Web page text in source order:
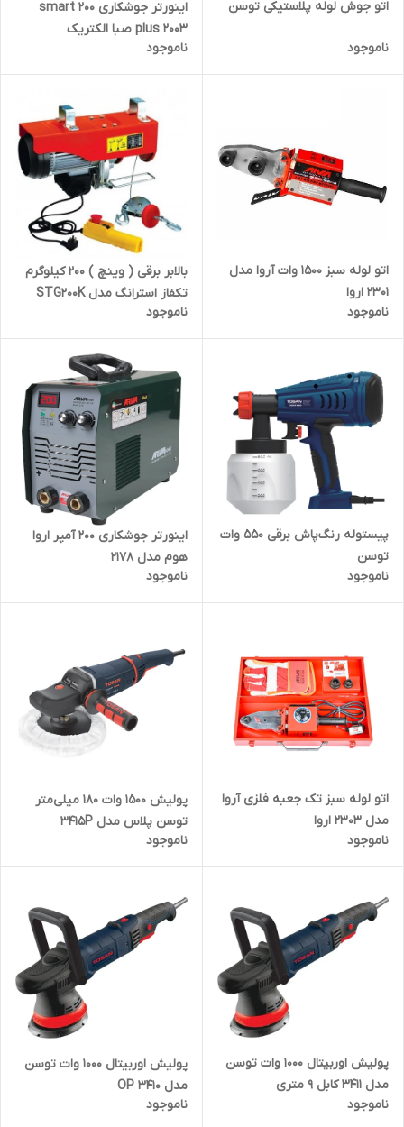
اتو جوش لوله پلاستیکی توسن
ناموجود
اینورتر جوشکاری 200 smart
plus 2003 صبا الکتریک
ناموجود
اتو لوله سبز 1500 وات آروا مدل
2301 اروا
ناموجود
بالابر برقی ( وینچ ) 200 کیلوگرم
تکفاز استرانگ مدل STG200K
ناموجود
پیستوله رنگ‌پاش برقی 550 وات
توسن
ناموجود
اینورتر جوشکاری ۲۰۰ آمپر اروا
هوم مدل ۲۱۷۸
ناموجود
اتو لوله سبز تک جعبه فلزی آروا
مدل ۲۳۰۳ اروا
ناموجود
پولیش 1500 وات 180 میلی‌متر
توسن پلاس مدل 3415P
ناموجود
پولیش اوربیتال 1000 وات توسن
مدل 3411 کابل 9 متری
ناموجود
پولیش اوربیتال 1000 وات توسن
مدل 3410 OP
ناموجود